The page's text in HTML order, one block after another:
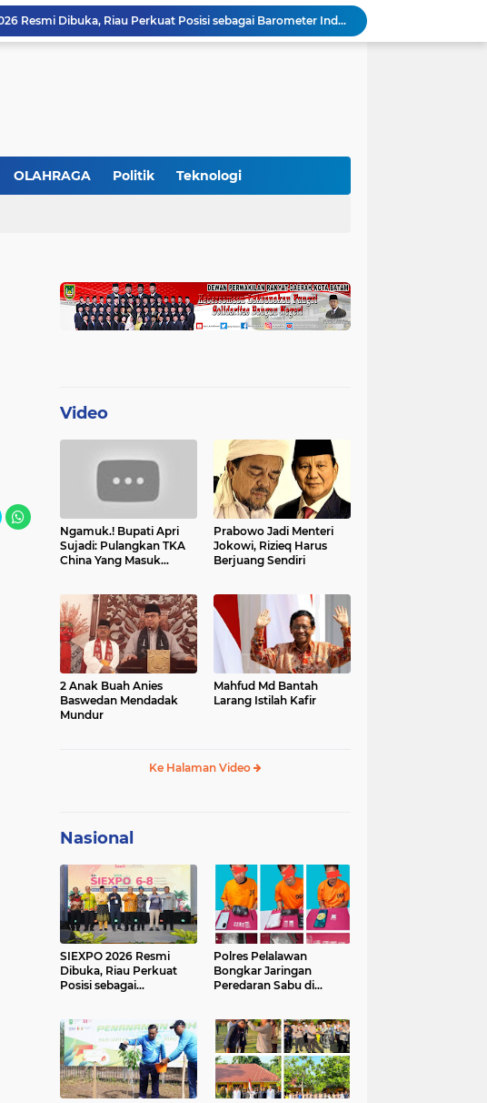
Polres Pelalawan Bongkar Jaringan Peredaran Sabu di Langgam, Tiga Tersangka Dibekuk Berantai
HUT ke-69 Riau Semarak, Ribuan Warga Senam Massal, Tanam 2.500 Pohon dan Resmikan Kantor KONI
SIEXPO 2026 Resmi Dibuka, Riau Perkuat Posisi sebagai Barometer Industri Sawit Nasional
OLAHRAGA Politik Teknologi
Video
Ngamuk.! Bupati Apri
Sujadi: Pulangkan TKA
China Yang Masuk
Prabowo Jadi Menteri
Jokowi, Rizieq Harus
Berjuang Sendiri
2 Anak Buah Anies
Baswedan Mendadak
Mundur
Mahfud Md Bantah
Larang Istilah Kafir
Ke Halaman Video
Nasional
SIEXPO 2026 Resmi
Dibuka, Riau Perkuat
Posisi sebagai
Polres Pelalawan
Bongkar Jaringan
Peredaran Sabu di
Berantai